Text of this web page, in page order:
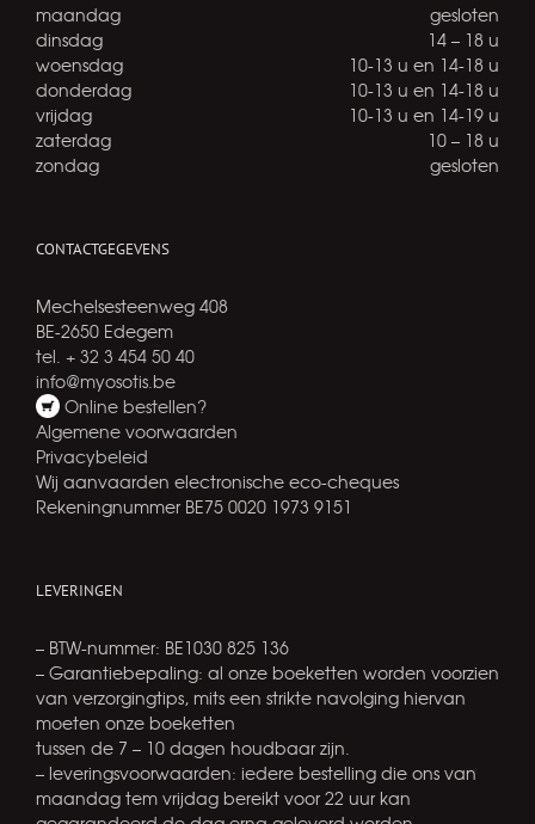
maandag
gesloten
dinsdag
14 – 18 u
woensdag
10-13 u en 14-18 u
donderdag
10-13 u en 14-18 u
vrijdag
10-13 u en 14-19 u
zaterdag
10 – 18 u
zondag
gesloten
CONTACTGEGEVENS
Mechelsesteenweg 408
BE-2650 Edegem
tel. + 32 3 454 50 40
info@myosotis.be
Online bestellen?
Algemene voorwaarden
Privacybeleid
Wij aanvaarden electronische eco-cheques
Rekeningnummer BE75 0020 1973 9151
LEVERINGEN
– BTW-nummer: BE1030 825 136
– Garantiebepaling: al onze boeketten worden voorzien
van verzorgingtips, mits een strikte navolging hiervan
moeten onze boeketten
tussen de 7 – 10 dagen houdbaar zijn.
– leveringsvoorwaarden: iedere bestelling die ons van
maandag tem vrijdag bereikt voor 22 uur kan